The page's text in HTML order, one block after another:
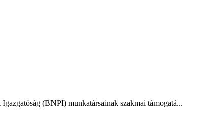
(BNPI) munkatársainak szakmai támogatá...